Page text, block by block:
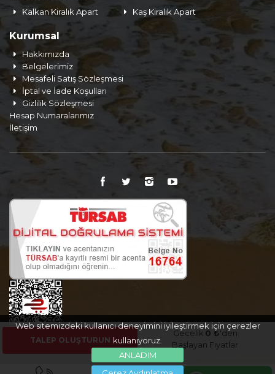
Kalkan Kiralık Apart Kaş Kiralık Apart
Kurumsal
Hakkımızda
Belgelerimiz
Mesafeli Satış Sözleşmesi
İptal ve İade Koşulları
Gizlilik Sözleşmesi
Hesap Numaralarımız
İletişim
Web sitemizdeki kullanıcı deneyimini iyileştirmek için çerezler
kullanıyoruz.
ANLADIM
TALEP OLUŞTURUN
Gecelik 0 ₺'den
Başlayan Fiyatlar